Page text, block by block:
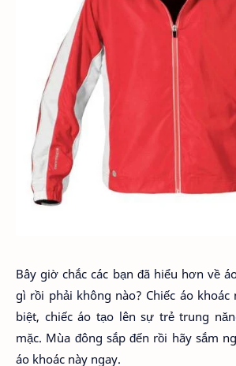
Bây giờ chắc các bạn đã hiểu hơn về
gì rồi phải không nào? Chiếc áo khoác
biệt, chiếc áo tạo lên sự trẻ trung
mặc. Mùa đông sắp đến rồi hãy sắm
áo khoác này ngay.